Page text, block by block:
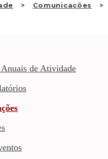
Comunicações
de Atividade